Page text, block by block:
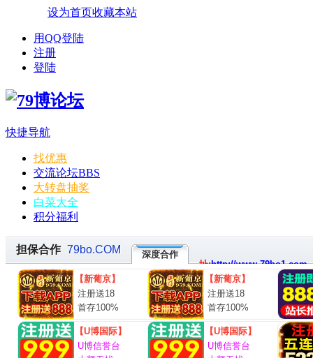
设为首页收藏本站
用QQ登陆
注册
登陆
快捷导航
找优惠
交流论坛BBS
大转盘抽奖
白菜大全
积分福利